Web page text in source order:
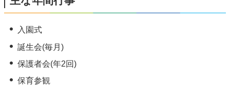
入園式
誕生会(毎月)
保護者会(年2回)
保育参観